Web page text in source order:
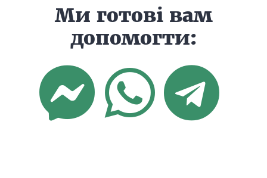
Ми готові вам
допомогти: